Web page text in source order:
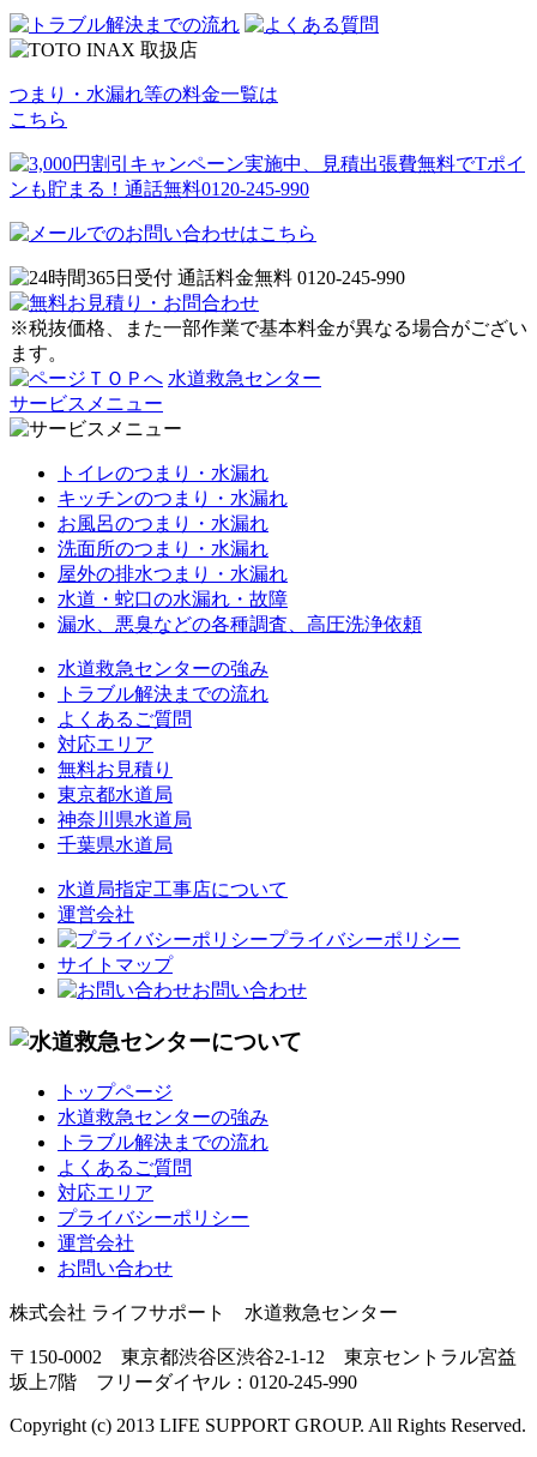
つまり・水漏れ等の料金一覧は
こちら
※税抜価格、また一部作業で基本料金が異なる場合がござい
ます。
水道救急センター
サービスメニュー
トイレのつまり・水漏れ
キッチンのつまり・水漏れ
お風呂のつまり・水漏れ
洗面所のつまり・水漏れ
屋外の排水つまり・水漏れ
水道・蛇口の水漏れ・故障
漏水、悪臭などの各種調査、高圧洗浄依頼
水道救急センターの強み
トラブル解決までの流れ
よくあるご質問
対応エリア
無料お見積り
東京都水道局
神奈川県水道局
千葉県水道局
水道局指定工事店について
運営会社
プライバシーポリシー
サイトマップ
お問い合わせ
トップページ
水道救急センターの強み
トラブル解決までの流れ
よくあるご質問
対応エリア
プライバシーポリシー
運営会社
お問い合わせ
株式会社 ライフサポート 水道救急センター
〒150-0002 東京都渋谷区渋谷2-1-12 東京セントラル宮益
坂上7階 フリーダイヤル：0120-245-990
Copyright (c) 2013 LIFE SUPPORT GROUP. All Rights Reserved.